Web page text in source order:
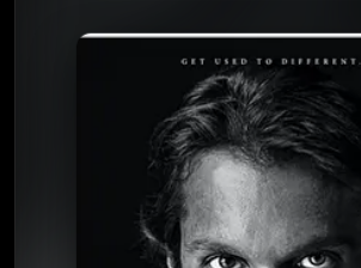
《拣选》
⭐
收藏
⭐️ 评分：8.8 | 🎬 2019年
📺 连载中
夸克网盘